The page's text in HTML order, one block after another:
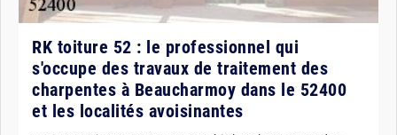
RK toiture 52 : le professionnel qui
s'occupe des travaux de traitement des
charpentes à Beaucharmoy dans le 52400
et les localités avoisinantes